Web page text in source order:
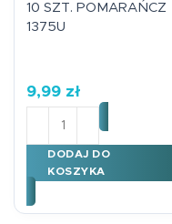
10 SZT. POMARAŃCZ
1375U
9,99 zł
ilość Koperty KW
DODAJ DO
KOSZYKA